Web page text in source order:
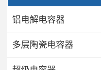
铝电解电容器
多层陶瓷电容器